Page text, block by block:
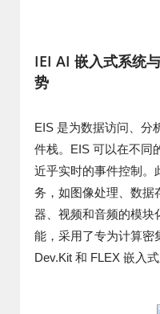
IEI AI 嵌入式系统
势
EIS 是为数据访问、分
件栈。EIS 可以在不同
近乎实时的事件控制。
务，如图像处理、数据
器、视频和音频的模块
能，采用了专为计算密
Dev.Kit 和 FLEX 嵌入式